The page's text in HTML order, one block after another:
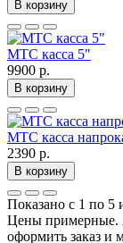
В корзину
МТС касса 5"
9900 р.
В корзину
МТС касса
2390 р.
В корзину
Показано с 1 по 5
Цены примерные.
оформить заказ и